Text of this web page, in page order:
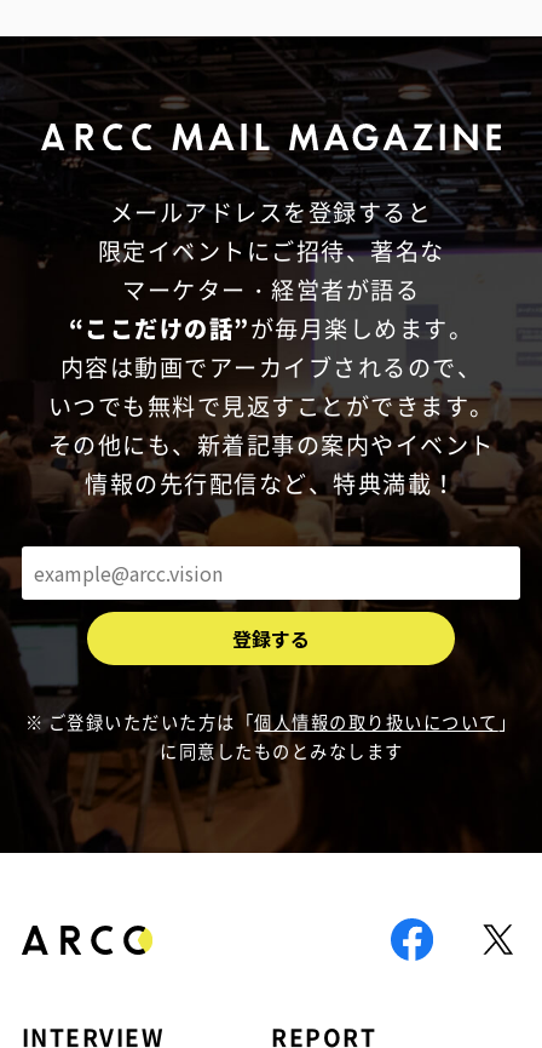
メールアドレスを登録すると
限定イベントにご招待、著名な
マーケター・経営者が語る
“ここだけの話”が毎月楽しめます。
内容は動画でアーカイブされるので、
いつでも無料で見返すことができます。
その他にも、新着記事の案内やイベント
情報の先行配信など、特典満載！
ご登録いただいた方は「個人情報の取り扱いについて 」
に同意したものとみなします
INTERVIEW REPORT